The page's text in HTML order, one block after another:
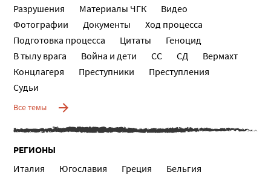
Разрушения Материалы ЧГК
Видео
Фотографии
Документы
Ход процесса
Подготовка процесса
Цитаты
Геноцид
В тылу врага
Война и дети СС СД
Вермахт
Концлагеря
Преступники
Преступления
Судьи
Все темы
РЕГИОНЫ
Италия Югославия Греция
Бельгия